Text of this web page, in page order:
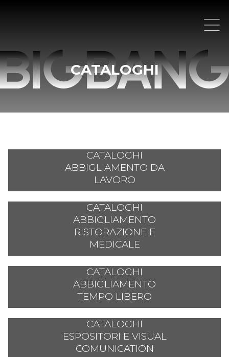
CATALOGHI
CATALOGHI
ABBIGLIAMENTO DA
LAVORO
CATALOGHI
ABBIGLIAMENTO
RISTORAZIONE E
MEDICALE
CATALOGHI
ABBIGLIAMENTO
TEMPO LIBERO
CATALOGHI
ESPOSITORI E VISUAL
COMUNICATION